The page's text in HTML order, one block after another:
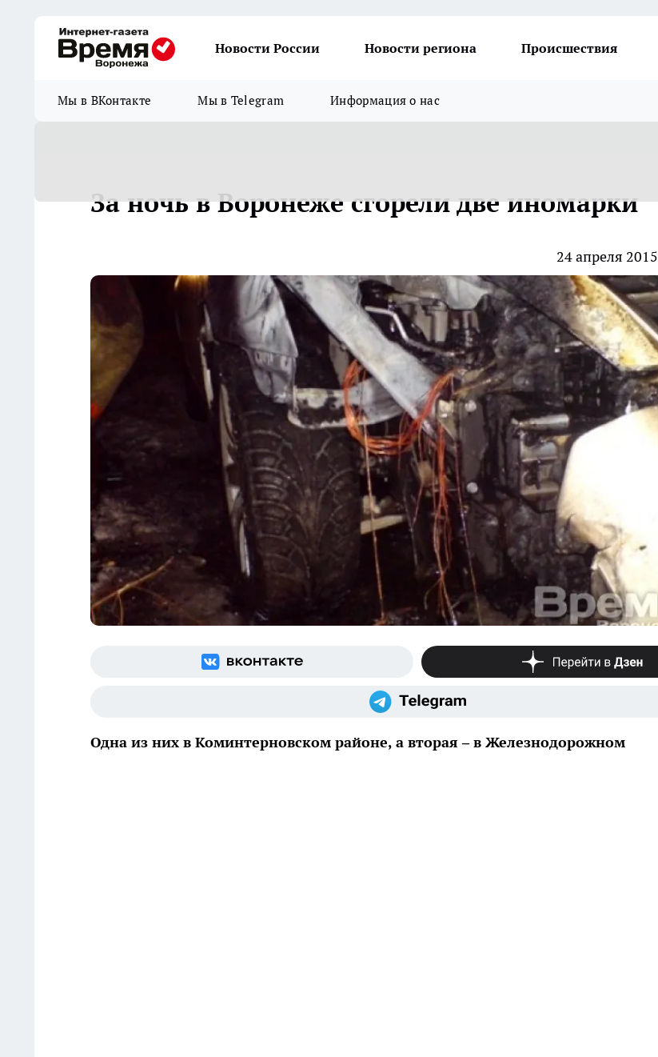
Новости России Новости региона Происшествия
Мы в ВКонтакте Мы в Telegram Информация о нас
За ночь в Воронеже сгорели две иномарки
24 апреля 2015
Одна из них в Коминтерновском районе, а вторая – в Железнодорожном